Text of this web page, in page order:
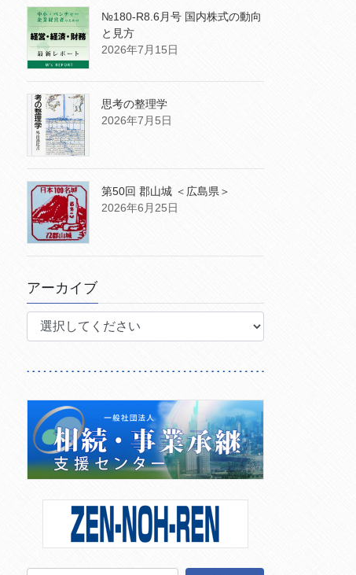
№180-R8.6月号 国内株式の動向
と見方
2026年7月15日
思考の整理学
2026年7月5日
第50回 郡山城 ＜広島県＞
2026年6月25日
アーカイブ